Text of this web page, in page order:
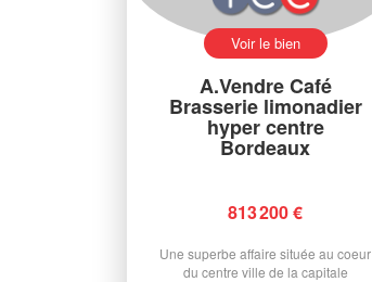
Voir le bien
A.Vendre Café
Brasserie limonadier
hyper centre
Bordeaux
813 200 €
Une superbe affaire située au coeur
du centre ville de la capitale